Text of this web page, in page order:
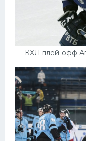
КХЛ плей-офф